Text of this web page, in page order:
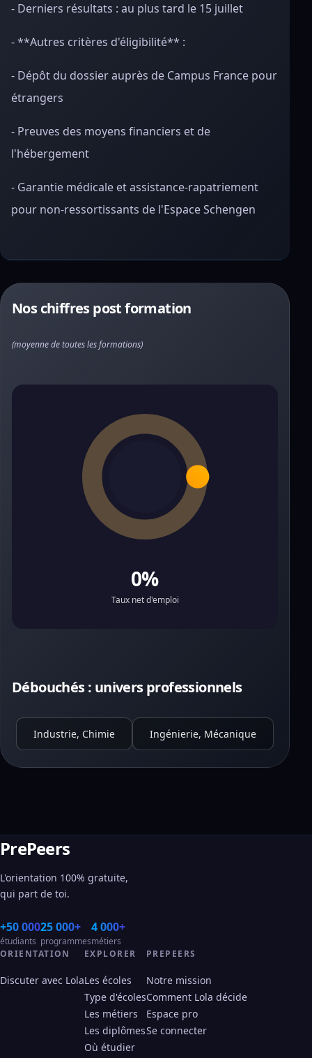
- Derniers résultats : au plus tard le 15 juillet
- **Autres critères d'éligibilité** :
- Dépôt du dossier auprès de Campus France pour
étrangers
- Preuves des moyens financiers et de
l'hébergement
- Garantie médicale et assistance-rapatriement
pour non-ressortissants de l'Espace Schengen
Nos chiffres post formation
(moyenne de toutes les formations)
0%
Taux net d'emploi
Débouchés : univers professionnels
Industrie, Chimie Ingénierie, Mécanique
PrePeers
L'orientation 100% gratuite,
qui part de toi.
+50 000
étudiants
25 000+
programmes
4 000+
métiers
ORIENTATION
Discuter avec Lola
EXPLORER
Les écoles
Type d'écoles
Les métiers
Les diplômes
Où étudier
PREPEERS
Notre mission
Comment Lola décide
Espace pro
Se connecter